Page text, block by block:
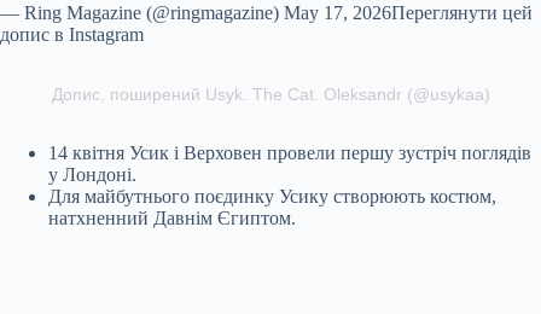
— Ring Magazine (@ringmagazine) May 17, 2026Переглянути цей
допис в Instagram
Допис, поширений Usyk. The Cat. Oleksandr (@usykaa)
14 квітня Усик і Верховен провели першу зустріч поглядів
у Лондоні.
Для майбутнього поєдинку Усику створюють костюм,
натхненний Давнім Єгиптом.